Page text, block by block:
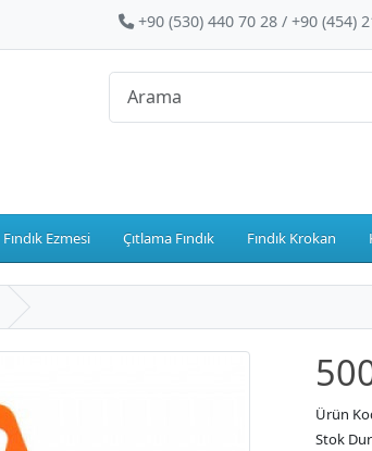
+90 (530) 440 70 28 / +90 (454)
Fındık Ezmesi Çıtlama Fındık Fındık Krokan
Ürün
Stok